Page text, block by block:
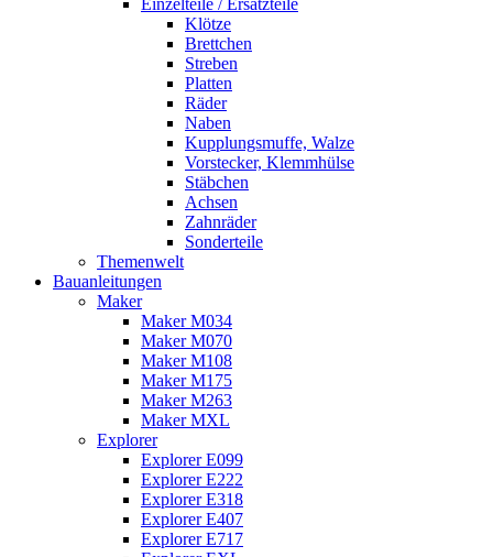
Einzelteile / Ersatzteile
Klötze
Brettchen
Streben
Platten
Räder
Naben
Kupplungsmuffe, Walze
Vorstecker, Klemmhülse
Stäbchen
Achsen
Zahnräder
Sonderteile
Themenwelt
Bauanleitungen
Maker
Maker M034
Maker M070
Maker M108
Maker M175
Maker M263
Maker MXL
Explorer
Explorer E099
Explorer E222
Explorer E318
Explorer E407
Explorer E717